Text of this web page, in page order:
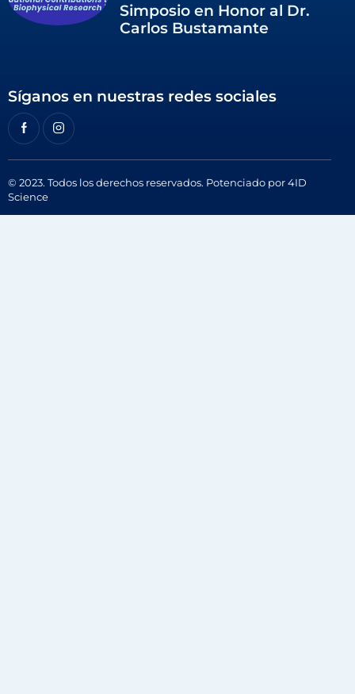
Simposio en Honor al Dr.
Carlos Bustamante
Síganos en nuestras redes sociales
© 2023. Todos los derechos reservados. Potenciado por4ID
Science